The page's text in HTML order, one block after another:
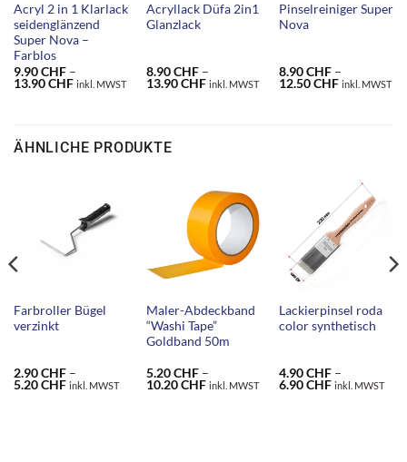
Acryl 2 in 1 Klarlack
seidenglänzend
Super Nova –
Farblos
9.90CHF –
13.90CHFPreisspanne:
inkl. MWST
Acryllack Düfa 2in1
Glanzlack
8.90CHF –
13.90CHFPreisspanne:
inkl. MWST
Pinselreiniger Super
Nova
8.90CHF –
12.50CHF inkl. MWST
ÄHNLICHE PRODUKTE
Farbroller Bügel
verzinkt
2.90CHF –
5.20CHFPreisspanne:
inkl. MWST
Maler-Abdeckband
“Washi Tape”
Goldband 50m
5.20CHF –
10.20CHFPreisspanne:
inkl. MWST
Lackierpinsel roda
color synthetisch
4.90CHF –
6.90CHFPreisspanne:
inkl. MWST